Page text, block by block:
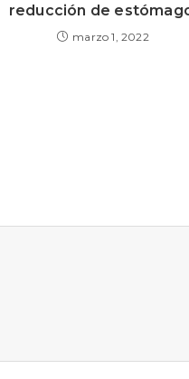
reducción de
marzo 1, 2022